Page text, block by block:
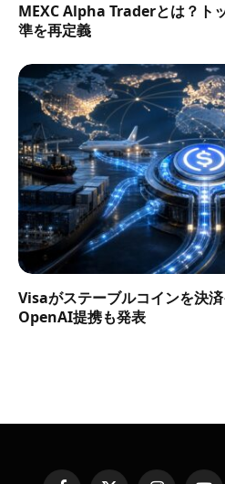
MEXC Alpha Traderとは？ト
準を再定義
Visaがステーブルコインを決済
OpenAI提携も発表